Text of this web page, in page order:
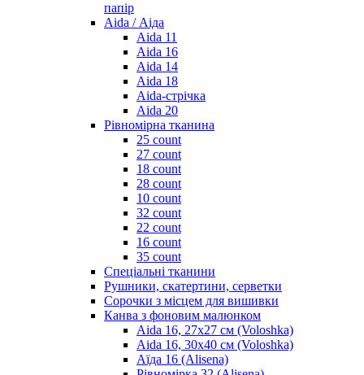
папір
Aida / Аіда
Aida 11
Aida 16
Aida 14
Aida 18
Aida-стрічка
Aida 20
Рівномірна тканина
25 count
27 count
18 count
28 count
10 count
32 count
22 count
16 count
35 count
Спеціальні тканини
Рушники, скатертини, серветки
Сорочки з місцем для вишивки
Канва з фоновим малюнком
Aida 16, 27х27 см (Voloshka)
Aida 16, 30х40 см (Voloshka)
Аїда 16 (Alisena)